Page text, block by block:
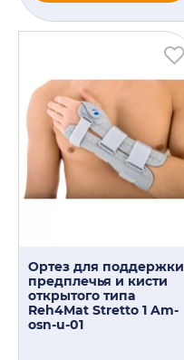
Ортез для поддержки
предплечья и кисти
открытого типа
Reh4Mat Stretto 1 Am-
osn-u-01